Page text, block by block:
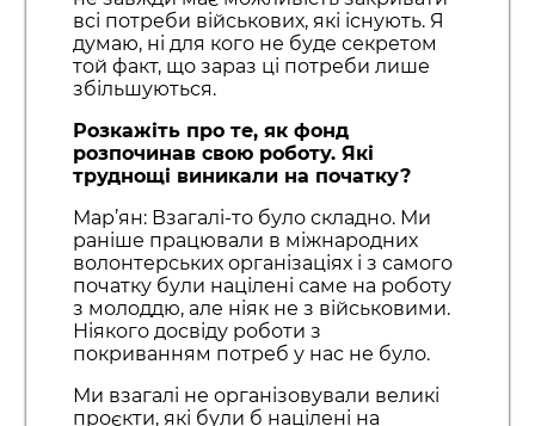
всі потреби військових, які існують. Я
думаю, ні для кого не буде секретом
той факт, що зараз ці потреби лише
збільшуються.
Розкажіть про те, як фонд
розпочинав свою роботу. Які
труднощі виникали на початку?
Мар’ян: Взагалі-то було складно. Ми
раніше працювали в міжнародних
волонтерських організаціях і з самого
початку були націлені саме на роботу
з молоддю, але ніяк не з військовими.
Ніякого досвіду роботи з
покриванням потреб у нас не було.
Ми взагалі не організовували великі
проєкти, які були б націлені на